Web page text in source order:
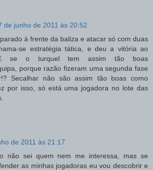
de junho de 2011 às 20:52
á frente da baliza e atacar só com duas
se estratégia tática, e deu a vitória ao
E se o turquel tem assim tão boas
porque razão fizeram uma segunda fase
Secalhar não são assim tão boas como
por isso, só está uma jogadora no lote das
de 2011 às 21:17
não sei quem nem me interessa, mas se
as minhas jogadoras eu vou descobrir e